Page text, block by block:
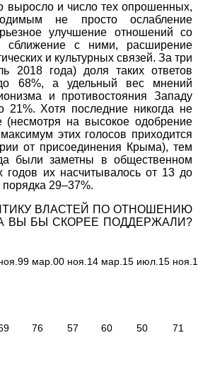
выросло и число тех опрошенных,
не просто ослабление
улучшение отношений со
сближение с ними, расширение
и культурных связей. За три
2018 года) доля таких ответов
68%, а удельный вес мнений
и противостояния Западу
21%. Хотя последние никогда не
на высокое одобрение
этих голосов приходится
от присоединения Крыма), тем
были заметны в общественном
годов их насчитывалось от 13 до
порядка 29–37%.
ВЛАСТЕЙ ПО ОТНОШЕНИЮ
ВЫ БЫ СКОРЕЕ ПОДДЕРЖАЛИ?
мар.00 ноя.14 мар.15 июл.15
76 57 60 50 71